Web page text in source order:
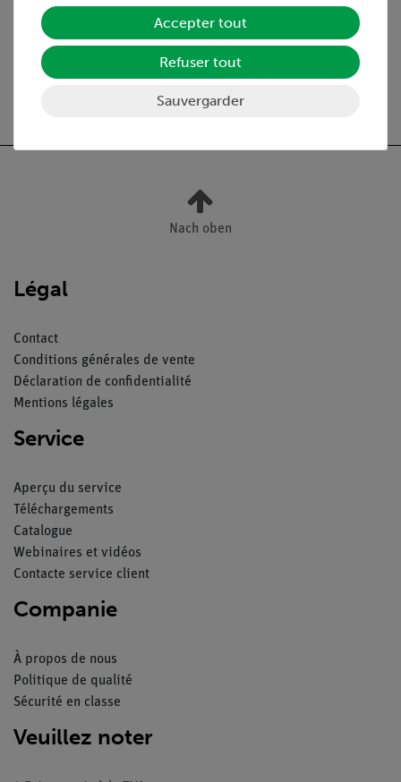
Médias / Téléchargements
Livraison gratuite à partir de 300,- €.
Nach oben
Légal
Contact
Conditions générales de vente
Déclaration de confidentialité
Mentions légales
Service
Aperçu du service
Téléchargements
Catalogue
Webinaires et vidéos
Contacte service client
Companie
À propos de nous
Politique de qualité
Sécurité en classe
Veuillez noter
Accepter tout
Refuser tout
Sauvergarder